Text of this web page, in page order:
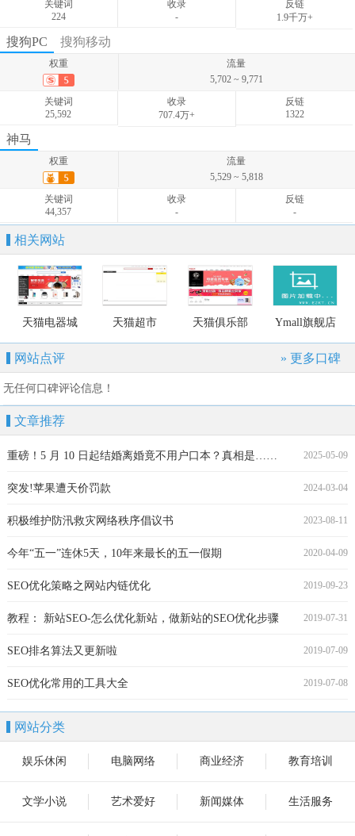
关键词
224
收录
-
反链
1.9千万+
权重
关键词
349
搜狗PC 搜狗移动
权重
流量
5,702 ~ 9,771
关键词
25,592
收录
707.4万+
反链
1322
关键词
5,533
神马
权重
流量
5,529 ~ 5,818
关键词
44,357
收录
-
反链
-
相关网站
天猫电器城 天猫超市 天猫俱乐部 Ymall旗舰店
网站点评 » 更多口碑
无任何口碑评论信息！
文章推荐
2025-05-09
重磅！5 月 10 日起结婚离婚竟不用户口本？真相是……
2024-03-04
突发!苹果遭天价罚款
2023-08-11
积极维护防汛救灾网络秩序倡议书
2020-04-09
今年“五一”连休5天，10年来最长的五一假期
2019-09-23
SEO优化策略之网站内链优化
2019-07-31
教程： 新站SEO-怎么优化新站，做新站的SEO优化步骤
2019-07-09
SEO排名算法又更新啦
2019-07-08
SEO优化常用的工具大全
网站分类
娱乐休闲 电脑网络 商业经济 教育培训
文学小说 艺术爱好 新闻媒体 生活服务